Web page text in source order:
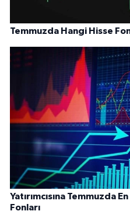
Temmuzda Hangi Hisse
Yatırımcısına Temmuzda
Fonları